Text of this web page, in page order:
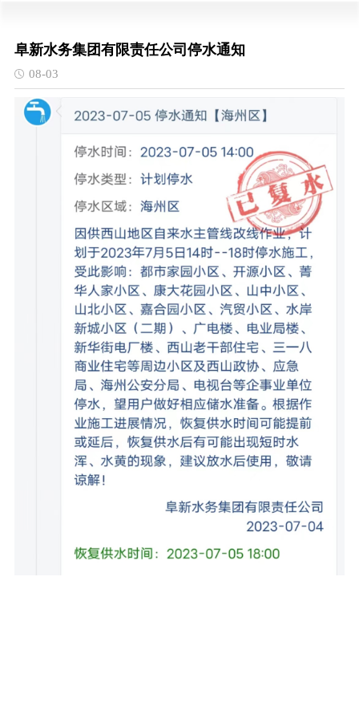
阜新水务集团有限责任公司停水通知
08-03